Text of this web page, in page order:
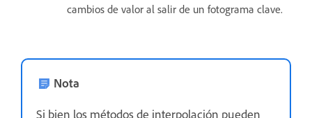
cambios de valor al salir de un fotograma clave.
Nota
Si bien los métodos de interpolación pueden